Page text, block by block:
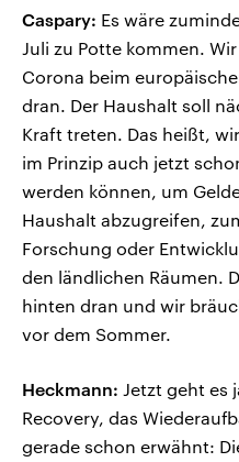
Caspary: Es wäre
Juli zu Potte kommen.
Corona beim
dran. Der Haushalt soll
Kraft treten. Das heißt,
im Prinzip auch jetzt
werden können, um
Haushalt abzugreifen,
Forschung oder
den ländlichen Räumen.
hinten dran und wir
vor dem Sommer.
Heckmann: Jetzt geht es
Recovery, das
gerade schon erwähnt: